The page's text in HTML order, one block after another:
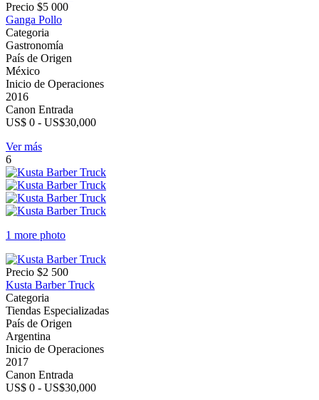
Precio $5 000
Ganga Pollo
Categoria
Gastronomía
País de Origen
México
Inicio de Operaciones
2016
Canon Entrada
US$ 0 - US$30,000
Ver más
6
1 more photo
Precio $2 500
Kusta Barber Truck
Categoria
Tiendas Especializadas
País de Origen
Argentina
Inicio de Operaciones
2017
Canon Entrada
US$ 0 - US$30,000